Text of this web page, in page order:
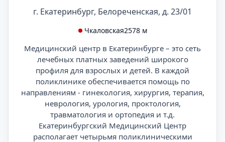
г. Екатеринбург, Белореченская, д. 23/01
Чкаловская2578 м
Медицинский центр в Екатеринбурге – это сеть
лечебных платных заведений широкого
профиля для взрослых и детей. В каждой
поликлинике обеспечивается помощь по
направлениям - гинекология, хирургия, терапия,
неврология, урология, проктология,
травматология и ортопедия и т.д.
Екатеринбургский Медицинский Центр
располагает четырьмя поликлиническими